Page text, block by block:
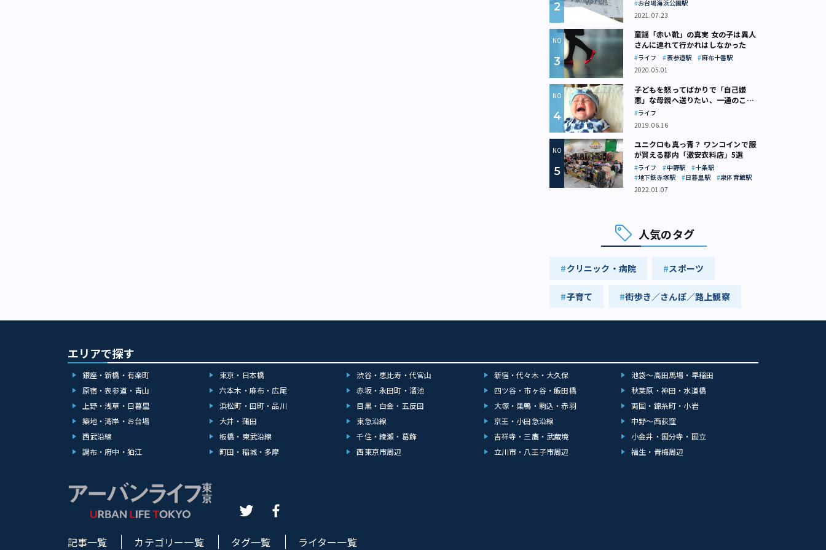
お台場海浜公園駅
2021.07.23
童謡「赤い靴」の真実 女の子は異人
さんに連れて行かれはしなかった
ライフ 表参道駅
麻布十番駅
2020.05.01
子どもを怒ってばかりで「自己嫌
悪」な母親へ送りたい、一通のここ
ろの処方箋
ライフ
2019.06.16
ユニクロも真っ青？ ワンコインで服
が買える都内「激安衣料店」5選
ライフ 中野駅
十条駅
地下鉄赤塚駅
日暮里駅
泉体育館駅
2022.01.07
人気のタグ
クリニック・病院 スポーツ
子育て 街歩き／さんぽ／路上観察
エリアで探す
銀座・新橋・有楽町 東京・日本橋 渋谷・恵比寿・代官山 新宿・代々木・大久保
池袋～高田馬場・早稲田
原宿・表参道・青山
六本木・麻布・広尾 赤坂・永田町・溜池 四ツ谷・市ヶ谷・飯田橋
秋葉原・神田・水道橋
上野・浅草・日暮里
浜松町・田町・品川 目黒・白金・五反田 大塚・巣鴨・駒込・赤羽
両国・錦糸町・小岩
築地・湾岸・お台場
大井・蒲田 東急沿線 京王・小田急沿線
中野～西荻窪
西武沿線
板橋・東武沿線 千住・綾瀬・葛飾 吉祥寺・三鷹・武蔵境
小金井・国分寺・国立
調布・府中・狛江
町田・稲城・多摩 西東京市周辺 立川市・八王子市周辺 福生・青梅周辺
記事一覧 カテゴリー一覧 タグ一覧 ライター一覧